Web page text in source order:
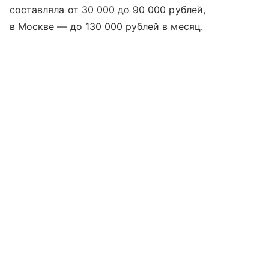
составляла от 30 000 до 90 000 рублей,
в Москве — до 130 000 рублей в месяц.